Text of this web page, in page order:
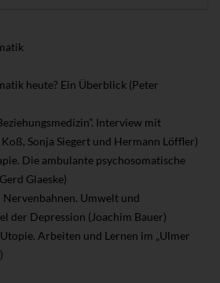
heute? Ein Überblick (Peter
Interview mit
Sonja Siegert und Hermann Löffler)
Die ambulante psychosomatische
Glaeske)
Nervenbahnen. Umwelt und
der Depression (Joachim Bauer)
Arbeiten und Lernen im „Ulmer